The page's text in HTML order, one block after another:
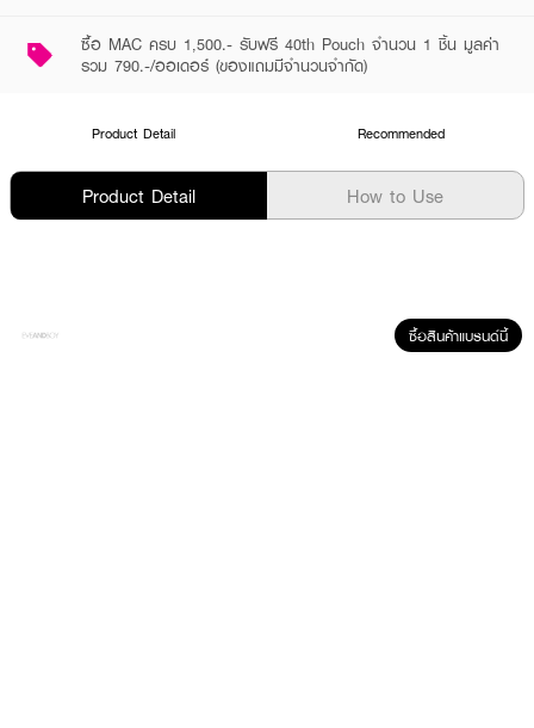
ซื้อ MAC ครบ 1,500.- รับฟรี 40th Pouch จำนวน 1 ชิ้น มูลค่า
รวม 790.-/ออเดอร์ (ของแถมมีจำนวนจำกัด)
Product Detail Recommended
Product Detail How to Use
ซื้อสินค้าแบรนด์นี้